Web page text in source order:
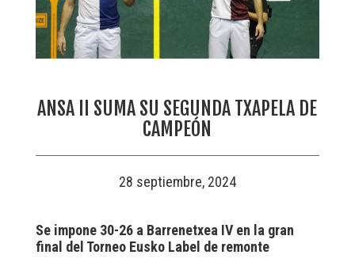
ANSA II SUMA SU SEGUNDA TXAPELA DE
CAMPEÓN
28 septiembre, 2024
Se impone 30-26 a Barrenetxea IV en la gran
final del Torneo Eusko Label de remonte